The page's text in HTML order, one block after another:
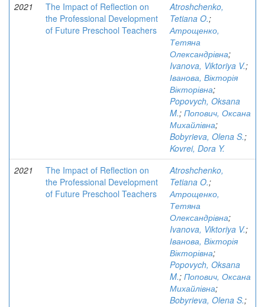
2021
The Impact of Reflection on
the Professional Development
of Future Preschool Teachers
Atroshchenko,
Tetiana O.;
Атрощенко,
Тетяна
Олександрівна;
Ivanova, Viktoriya V.;
Іванова, Вікторія
Вікторівна;
Popovych, Oksana
M.; Попович, Оксана
Михайлівна;
Bobyrieva, Olena S.;
Kovrei, Dora Y.
2021
The Impact of Reflection on
the Professional Development
of Future Preschool Teachers
Atroshchenko,
Tetiana O.;
Атрощенко,
Тетяна
Олександрівна;
Ivanova, Viktoriya V.;
Іванова, Вікторія
Вікторівна;
Popovych, Oksana
M.; Попович, Оксана
Михайлівна;
Bobyrieva, Olena S.;